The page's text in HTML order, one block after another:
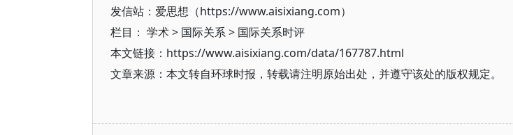
发信站：爱思想（https://www.aisixiang.com）
栏目： 学术> 国际关系> 国际关系时评
本文链接：https://www.aisixiang.com/data/167787.html
文章来源：本文转自环球时报，转载请注明原始出处，并遵守该处的版权规定。